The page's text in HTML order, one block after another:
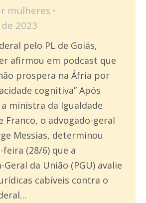
mulheres
2023
pelo PL de Goiás,
afirmou em podcast que
prospera na Áfria por
cognitiva” Após
ministra da Igualdade
Franco, o advogado-geral
Messias, determinou
(28/6) que a
da União (PGU) avalie
cabíveis contra o